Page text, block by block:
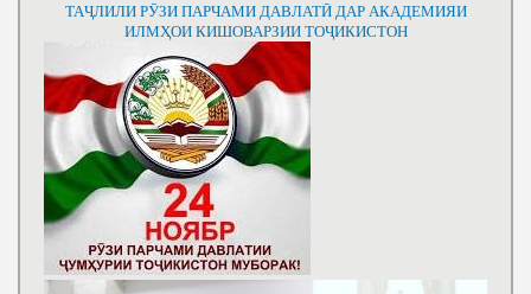
ТАҶЛИЛИ РӮЗИ ПАРЧАМИ ДАВЛАТӢ ДАР АКАДЕМИЯИ
ИЛМҲОИ КИШОВАРЗИИ ТОҶИКИСТОН